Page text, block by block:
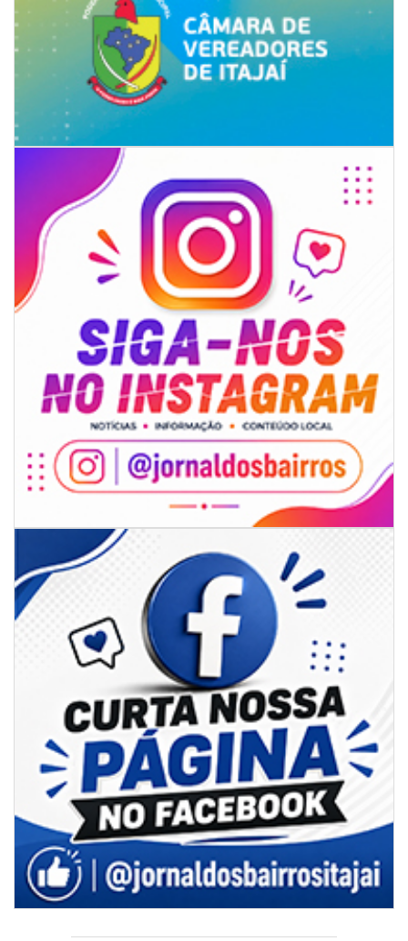
06/08/2026 | 18:28
Ciclone-bomba se forma sobre o oceano, mas Santa Catarina terá
impactos provocados pela frente fria e pelo vento Sul
06/08/2026 | 07:00
Secretaria de Cultura retoma oficinas culturais com diversas
modalidades para a comunidade
BALNEÁRIO CAMBORIÚ